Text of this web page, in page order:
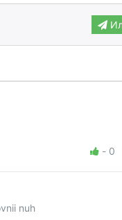
- 0
nuh